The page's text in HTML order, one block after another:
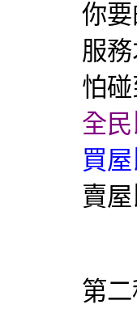
你
服
怕
全
買
賣
第